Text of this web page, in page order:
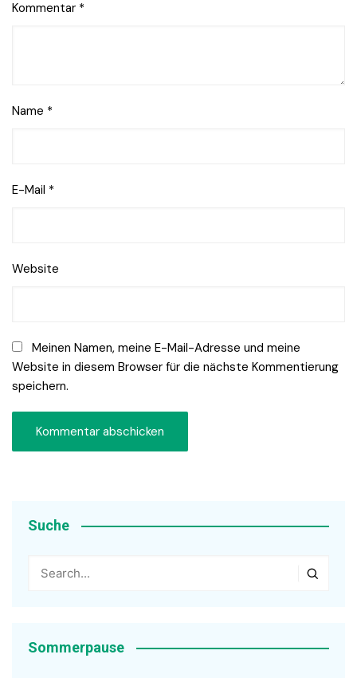
Kommentar *
Name *
E-Mail *
Website
Meinen Namen, meine E-Mail-Adresse und meine
Website in diesem Browser für die nächste Kommentierung
speichern.
Suche
Sommerpause